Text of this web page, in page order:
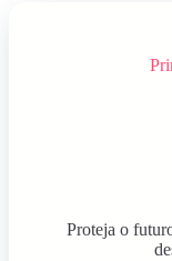
Proteja o